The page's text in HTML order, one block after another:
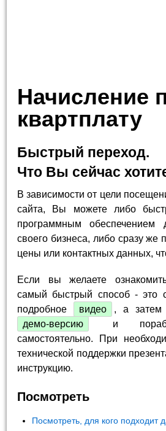
Начисление
квартплату
Быстрый переход.
Что Вы сейчас
В зависимости от цели
сайта, Вы можете либо
программным обеспечением
своего бизнеса, либо сразу же
цены или контактных данных,
Если вы желаете
самый быстрый способ - это
подробное
видео
, а затем
демо-версию
и
самостоятельно. При
технической поддержки
инструкцию.
Посмотреть
Посмотреть, для кого подходит